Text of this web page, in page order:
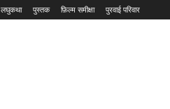
लघुकथा पुस्तक फ़िल्म समीक्षा पुरवाई परिवार